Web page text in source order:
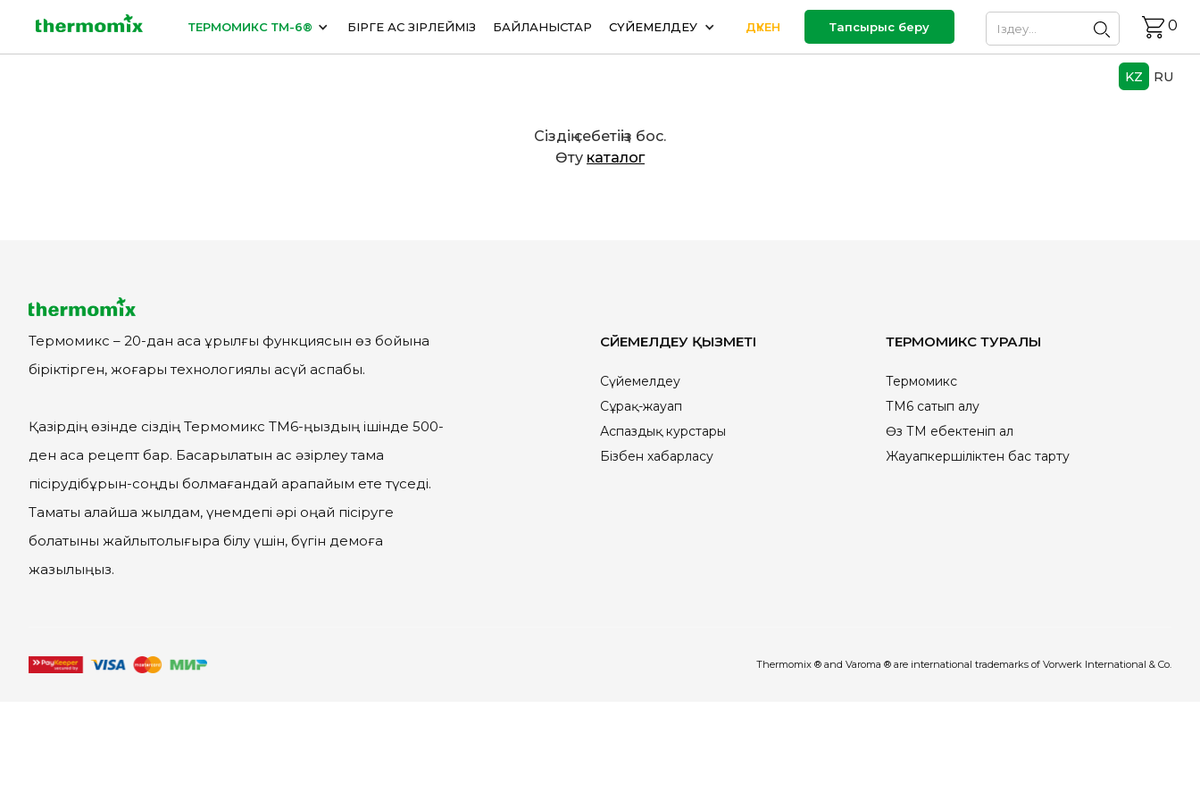
ТЕРМОМИКС ТМ-6® БІРГЕ АС ӘЗІРЛЕЙМІЗ БАЙЛАНЫСТАР СҮЙЕМЕЛДЕУ ДҮКЕН Тапсырыс беру 0
KZ RU
Сіздің себетіңіз бос.
Өту каталог
Термомикс – 20-дан аса құрылғы функциясын өз бойына
біріктірген, жоғары технологиялы асүй аспабы.
Қазірдің өзінде сіздің Термомикс ТМ6-ңыздың ішінде 500-
ден аса рецепт бар. Басқарылатын ас әзірлеу тамақ
пісірудібұрын-соңды болмағандай қарапайым ете түседі.
Тамақты қалайша жылдам, үнемдепі әрі оңай пісіруге
болатыны жайлытолығырақ білу үшін, бүгін демоға
жазылыңыз.
СҮЙЕМЕЛДЕУ ҚЫЗМЕТІ
Сүйемелдеу
Сұрақ-жауап
Аспаздық курстары
Бізбен хабарласу
ТЕРМОМИКС ТУРАЛЫ
Термомикс
ТМ6 сатып алу
Өз ТМ еңбектеніп ал
Жауапкершіліктен бас тарту
Thermomix ® and Varoma ® are international trademarks of Vorwerk International & Co.